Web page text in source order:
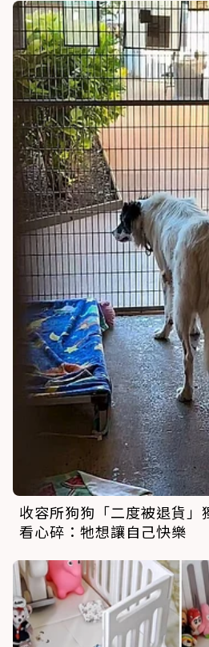
收容所狗狗「二度被退貨」
看心碎：牠想讓自己快樂